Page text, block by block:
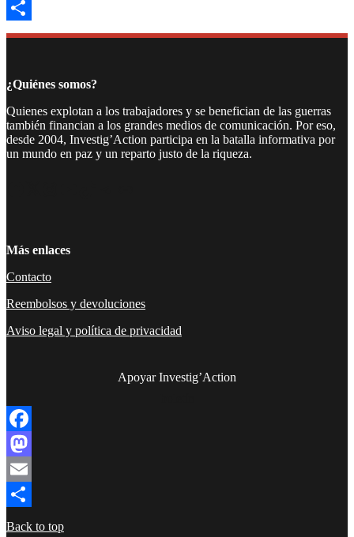
Email
Compartir
¿Quiénes somos?
Quienes explotan a los trabajadores y se benefician de las guerras
también financian a los grandes medios de comunicación. Por eso,
desde 2004, Investig’Action participa en la batalla informativa por
un mundo en paz y un reparto justo de la riqueza.
Más enlaces
Contacto
Reembolsos y devoluciones
Aviso legal y política de privacidad
Apoyar Investig’Action
Facebook
Mastodon
Email
Compartir
Back to top